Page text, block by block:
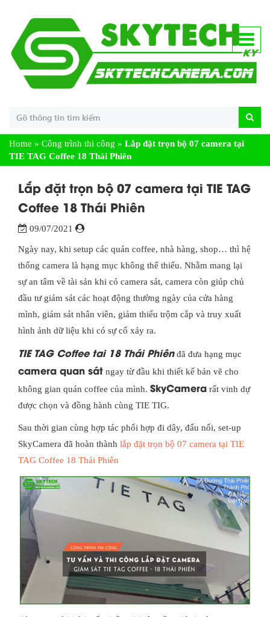
Home » Công trình thi công » Lắp đặt trọn bộ 07 camera tại
TIE TAG Coffee 18 Thái Phiên
Lắp đặt trọn bộ 07 camera tại TIE TAG
Coffee 18 Thái Phiên
09/07/2021
Ngày nay, khi setup các quán coffee, nhà hàng, shop… thì hệ
thống camera là hạng mục không thể thiếu. Nhằm mang lại
sự an tâm về tài sản khi có camera sát, camera còn giúp chủ
đầu tư giám sát các hoạt động thường ngày của cửa hàng
mình, giám sát nhân viên, giảm thiểu trộm cắp và truy xuất
hình ảnh dữ liệu khi có sự cố xảy ra.
TIE TAG Coffee tai 18 Thái Phiênđã đưa hạng mục
camera quan sát ngay từ đầu khi thiết kế bản vẽ cho
không gian quán coffee của mình. SkyCamera rất vinh dự
được chọn và đồng hành cùng TIE TIG.
Sau thời gian cùng hợp tác phối hợp đi dây, đấu nối, set-up
SkyCamera đã hoàn thành lắp đặt trọn bộ 07 camera tại TIE
TAG Coffee 18 Thái Phiên